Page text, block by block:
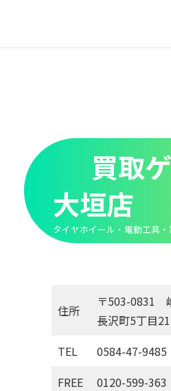
買取
大垣店
タイヤホイール・電動工具
住所
〒503-0831
長沢町5丁目21
TEL
0584-47-9485
FREE
0120-599-363